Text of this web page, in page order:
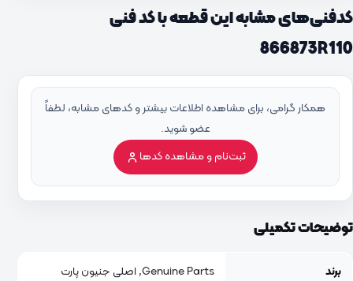
کدفنی‌های مشابه این قطعه با کد فنی
866873R110
همکار گرامی، برای مشاهده اطلاعات بیشتر و کدهای مشابه، لطفاً
عضو شوید.
ثبت‌نام و مشاهده کدها
توضیحات تکمیلی
برند Genuine Parts, اصلی جنیون پارت